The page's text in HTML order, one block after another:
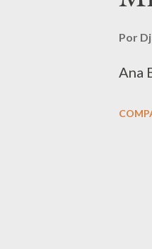
Por
Ana